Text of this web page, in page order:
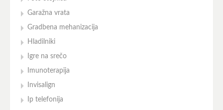
Garažna vrata
Gradbena mehanizacija
Hladilniki
Igre na srečo
Imunoterapija
Invisalign
Ip telefonija